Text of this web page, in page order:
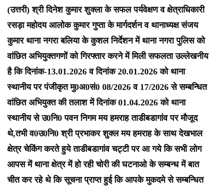
(उत्तरी) श्री दिनेश कुमार शुक्ला के सफल पर्यवेक्षण व क्षेत्राधिकारी
रसड़ा महोदय आलोक कुमार गुप्ता के मार्गदर्शन व थानाध्यक्ष संजय
कुमार थाना नगरा बलिया के कुशल निर्देशन में थाना नगरा पुलिस को
वांछित अभियुक्तगणों को गिरफ्तार करने में मिली सफलता उल्लेखनीय
है कि दिनांक-13.01.2026 व दिनांक 20.01.2026 को थाना
स्थानीय पर पंजीकृत मु0अ0सं0 08/2026 व 17/2026 से सम्बन्धित
वांछित अभियुक्त की तलाश में दिनांक 01.04.2026 को थाना
स्थानीय से उ0नि0 पवन निगम मय हमराह ताडीबडागांव पर मौजूद
थे,तभी व0उ0नि0 श्री प्रभाकर शुक्ल मय हमराह के साथ देखभाल
क्षेत्र चेकिंग करते हुये ताडीबडागांव चट्टी पर आ गये कि सभी लोग
आपस में थाना क्षेत्र में हो रही चोरी की घटनाओ के सम्बन्ध में बात
चीत कर रहे थे कि सूचना प्राप्त हुई कि आपके मुकदमे से सम्बन्धित